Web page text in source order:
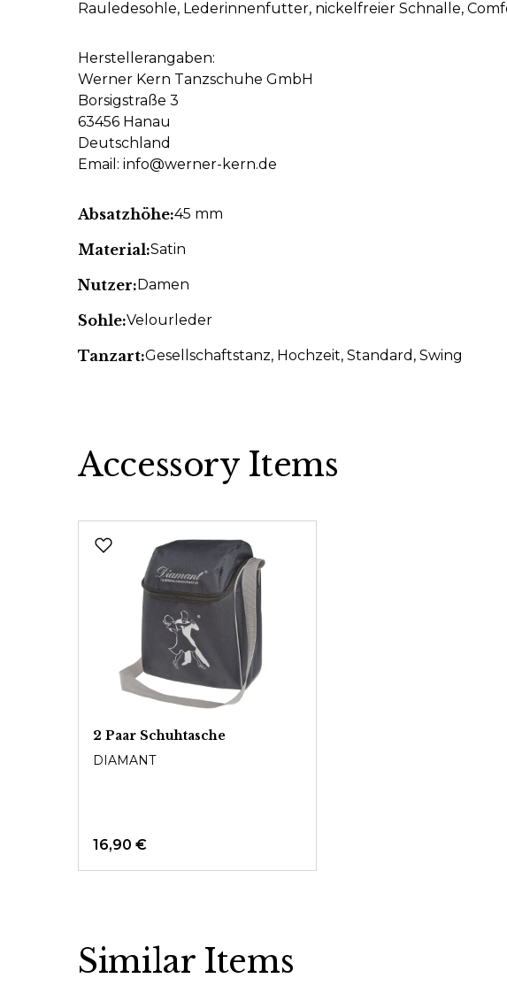
Rauledesohle, Lederinnenfutter, nickelfreier Schnalle,
Herstellerangaben:
Werner Kern Tanzschuhe GmbH
Borsigstraße 3
63456 Hanau
Deutschland
Email: info@werner-kern.de
Absatzhöhe:45 mm
Material:Satin
Nutzer:Damen
Sohle:Velourleder
Tanzart:Gesellschaftstanz, Hochzeit, Standard , Swing
Accessory Items
2 Paar Schuhtasche
DIAMANT
16,90 €
Similar Items